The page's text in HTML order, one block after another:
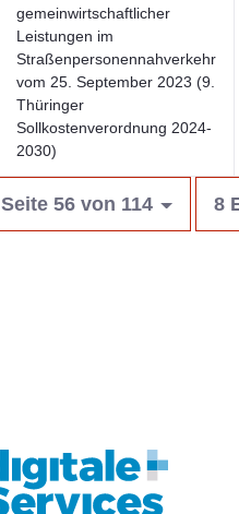
gemeinwirtschaftlicher
Leistungen im
Straßenpersonennahverkehr
vom 25. September 2023 (9.
Thüringer
Sollkostenverordnung 2024-
2030)
Seite 56 von 114 8